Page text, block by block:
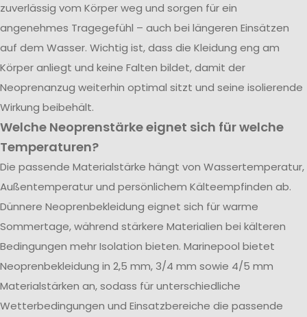
zuverlässig vom Körper weg und sorgen für ein
angenehmes Tragegefühl – auch bei längeren Einsätzen
auf dem Wasser. Wichtig ist, dass die Kleidung eng am
Körper anliegt und keine Falten bildet, damit der
Neoprenanzug weiterhin optimal sitzt und seine isolierende
Wirkung beibehält.
Welche Neoprenstärke eignet sich für welche
Temperaturen?
Die passende Materialstärke hängt von Wassertemperatur,
Außentemperatur und persönlichem Kälteempfinden ab.
Dünnere Neoprenbekleidung eignet sich für warme
Sommertage, während stärkere Materialien bei kälteren
Bedingungen mehr Isolation bieten. Marinepool bietet
Neoprenbekleidung in 2,5 mm, 3/4 mm sowie 4/5 mm
Materialstärken an, sodass für unterschiedliche
Wetterbedingungen und Einsatzbereiche die passende